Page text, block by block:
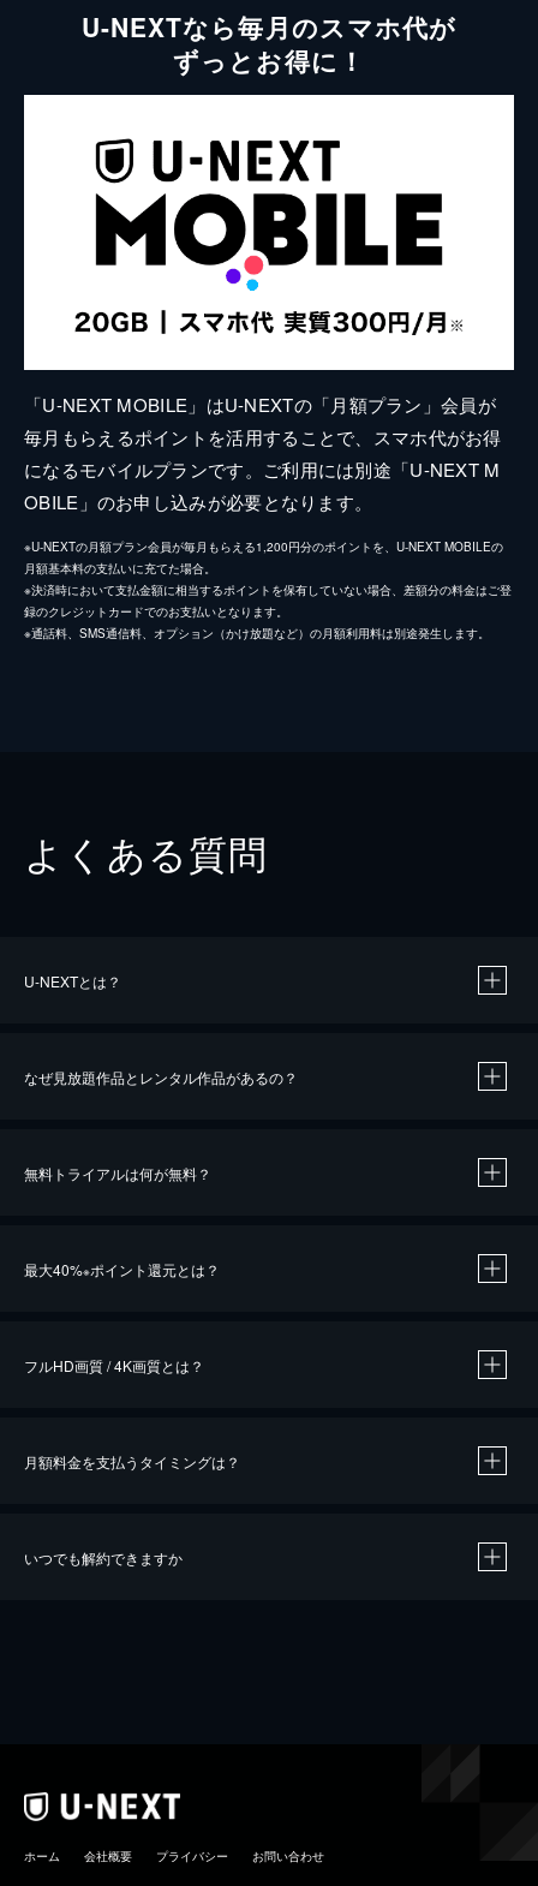
U-NEXTなら毎月のスマホ代が
ずっとお得に！
「U-NEXT MOBILE」はU-NEXTの「月額プラン」会員が
毎月もらえるポイントを活用することで、スマホ代がお得
になるモバイルプランです。ご利用には別途「U-NEXT M
OBILE」のお申し込みが必要となります。
※U-NEXTの月額プラン会員が毎月もらえる1,200円分のポイントを、U-NEXT MOBILEの
月額基本料の支払いに充てた場合。
※決済時において支払金額に相当するポイントを保有していない場合、差額分の料金はご登
録のクレジットカードでのお支払いとなります。
※通話料、SMS通信料、オプション（かけ放題など）の月額利用料は別途発生します。
よくある質問
U-NEXTとは？
なぜ見放題作品とレンタル作品があるの？
無料トライアルは何が無料？
最大40%※ポイント還元とは？
※40％ポイント還元の対象は、クレジットカード決済による作品の購入 / レンタルです。
フルHD画質 / 4K画質とは？
月額料金を支払うタイミングは？
いつでも解約できますか
ホーム 会社概要 プライバシー お問い合わせ